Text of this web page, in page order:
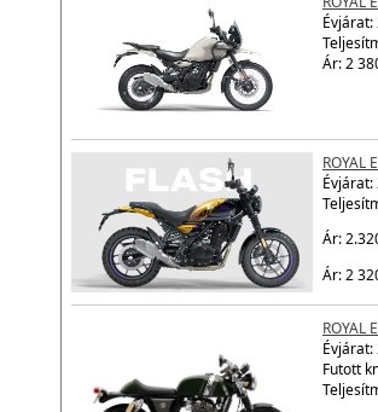
Évjárat:
Ár: 2
ROYAL
Évjárat:
Ár:
Ár: 2
ROYAL
Évjárat:
Futott